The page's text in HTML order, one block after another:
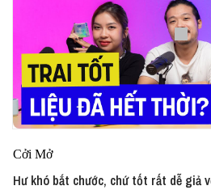
Cởi Mở
Hư khó bắt chước, chứ tốt rất dễ giả